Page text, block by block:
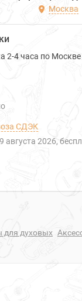
Москва
2-4 часа по Москве
СДЭК
9 августа 2026
для духовых